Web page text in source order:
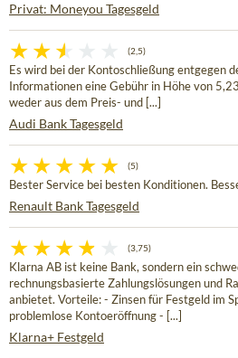
Privat: Moneyou Tagesgeld
(2,5)
Es wird bei der Kontoschließung entgegen
Informationen eine Gebühr in Höhe von
weder aus dem Preis- und [...]
Audi Bank Tagesgeld
(5)
Bester Service bei besten Konditionen.
Renault Bank Tagesgeld
(3,75)
Klarna AB ist keine Bank, sondern ein
rechnungsbasierte Zahlungslösungen und
anbietet. Vorteile: - Zinsen für Festgeld im
problemlose Kontoeröffnung - [...]
Klarna+ Festgeld